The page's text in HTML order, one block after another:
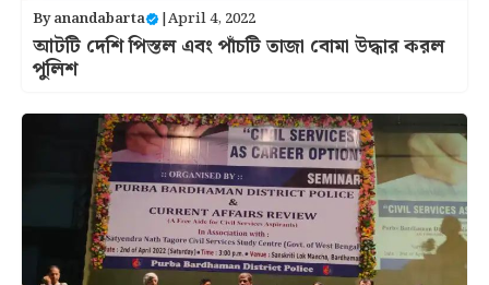
Byanandabarta |April 4, 2022
আটটি দেশি পিস্তল এবং পাঁচটি তাজা বোমা উদ্ধার করল
পুলিশ